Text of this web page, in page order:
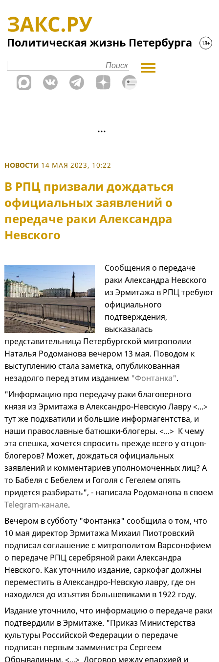
НОВОСТИ 14 МАЯ 2023, 10:22
В РПЦ призвали дождаться
официальных заявлений о
передаче раки Александра
Невского
Сообщения о передаче
раки Александра Невского
из Эрмитажа в РПЦ требуют
официального
подтверждения,
высказалась
представительница Петербургской митрополии
Наталья Родоманова вечером 13 мая. Поводом к
выступлению стала заметка, опубликованная
незадолго перед этим изданием "Фонтанка".
"Информацию про передачу раки благоверного
князя из Эрмитажа в Александро-Невскую Лавру <...>
тут же подхватили и большие информагентства, и
наши православные батюшки-блогеры. <...> К чему
эта спешка, хочется спросить прежде всего у отцов-
блогеров? Может, дождаться официальных
заявлений и комментариев уполномоченных лиц? А
то Бабеля с Бебелем и Гоголя с Гегелем опять
придется разбирать", - написала Родоманова в своем
Telegram-канале.
Вечером в субботу "Фонтанка" сообщила о том, что
10 мая директор Эрмитажа Михаил Пиотровский
подписал соглашение с митрополитом Варсонофием
о передаче РПЦ серебряной раки Александра
Невского. Как уточнило издание, саркофаг должны
переместить в Александро-Невскую лавру, где он
находился до изъятия большевиками в 1922 году.
Издание уточнило, что информацию о передаче раки
подтвердили в Эрмитаже. "Приказ Министерства
культуры Российской Федерации о передаче
подписан первым замминистра Сергеем
Обрывалиным. <...> Договор между епархией и